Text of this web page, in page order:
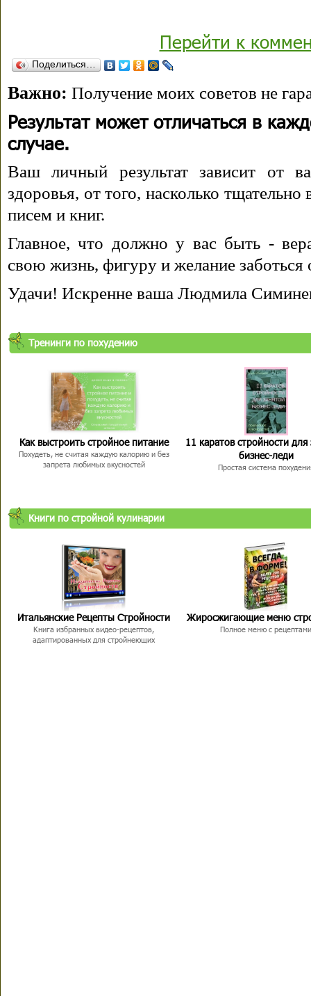
Перейти к
Поделиться…
Важно: Получение моих советов не
Результат может отличаться в
случае.
Ваш личный результат зависит от
здоровья, от того, насколько
писем и книг.
Главное, что должно у вас быть -
свою жизнь, фигуру и желание заботься
Удачи! Искренне ваша Людмила
Тренинги по похудению
Как выстроить стройное питание
Похудеть, не считая каждую калорию и без
запрета любимых вкусностей
11 каратов стройности для
бизнес-леди
Простая система
Книги по стройной кулинарии
Итальянские Рецепты Стройности
Книга избранных видео-рецептов,
адаптированных для стройнеющих
Жиросжигающие меню
Полное меню с рецептами